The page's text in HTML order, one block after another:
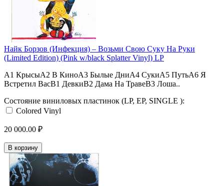
Найк Борзов (Инфекция) – Возьми Свою Суку На Руки
(Limited Edition) (Pink w/black Splatter Vinyl) LP
A1 КрысыA2 В КиноA3 Былые ДниA4 СукиA5 ПутьA6 Я
Встретил ВасB1 ДевкиB2 Дама На ТравеB3 Лоша..
Состояние виниловых пластинок (LP, EP, SINGLE ):
Colored Vinyl
20 000.00 ₽
В корзину